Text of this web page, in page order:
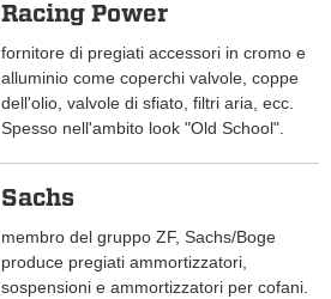
Racing Power
fornitore di pregiati accessori in cromo e
alluminio come coperchi valvole, coppe
dell'olio, valvole di sfiato, filtri aria, ecc.
Spesso nell'ambito look "Old School".
Sachs
membro del gruppo ZF, Sachs/Boge
produce pregiati ammortizzatori,
sospensioni e ammortizzatori per cofani.